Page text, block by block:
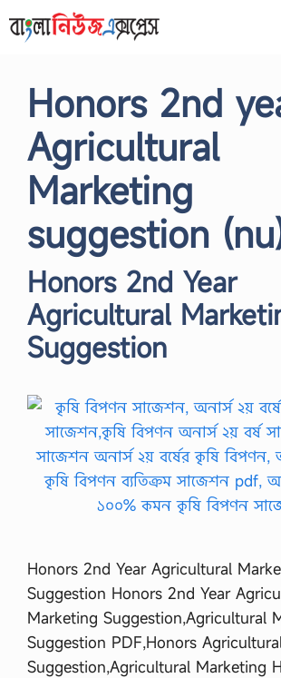
to
Honors 2nd
Agricultural
Marketing
suggestion
Honors 2nd Year
Agricultural
Suggestion
Honors 2nd Year Agricultural
Suggestion Honors 2nd Year
Marketing Suggestion,Agricultural
Suggestion PDF,Honors
Suggestion,Agricultural Marketing